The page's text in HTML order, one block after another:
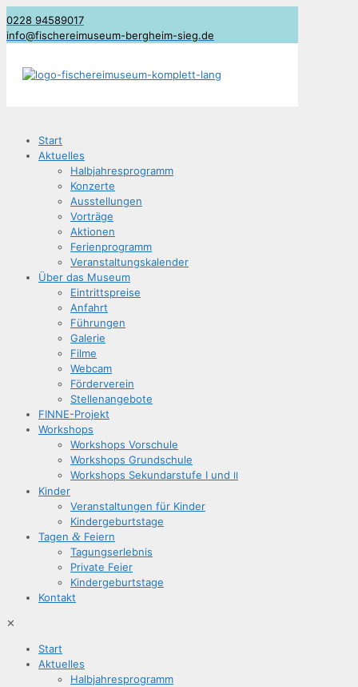
0228 94589017
info@fischereimuseum-bergheim-sieg.de
Start
Aktu­el­les
Halb­jah­res­pro­gramm
Kon­zer­te
Aus­stel­lun­gen
Vor­trä­ge
Aktio­nen
Feri­en­pro­gramm
Ver­an­stal­tungs­ka­len­der
Über das Museum
Ein­tritts­prei­se
Anfahrt
Füh­run­gen
Gale­rie
Fil­me
Web­cam
För­der­ver­ein
Stel­len­an­ge­bo­te
FIN­­NE-Pro­­jekt
Work­shops
Work­shops Vorschule
Work­shops Grundschule
Work­shops Sekun­dar­stu­fe I und II
Kin­der
Ver­an­stal­tun­gen für Kinder
Kin­der­ge­burts­ta­ge
Tagen & Feiern
Tagungs­er­leb­nis
Pri­va­te Feier
Kin­der­ge­burts­ta­ge
Kon­takt
✕
Start
Aktu­el­les
Halb­jah­res­pro­gramm